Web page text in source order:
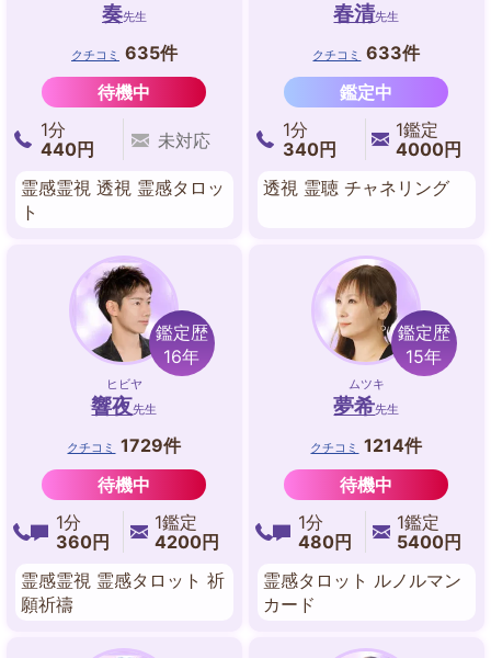
奏先生
クチコミ 635件
待機中
1分
440円
未対応
霊感霊視 透視 霊感タロッ
ト
春清先生
クチコミ
633件
鑑定中
1分
340円
1鑑定
4000円
透視 霊聴 チャネリング
鑑定歴
16年
ヒビヤ
響夜先生
クチコミ
1729件
待機中
1分
360円
1鑑定
4200円
霊感霊視 霊感タロット 祈
願祈禱
鑑定歴
15年
ムツキ
夢希先生
クチコミ
1214件
待機中
1分
480円
1鑑定
5400円
霊感タロット ルノルマン
カード